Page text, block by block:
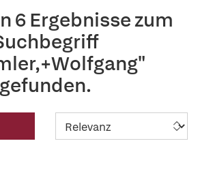
6 Ergebnisse zum
gefunden.